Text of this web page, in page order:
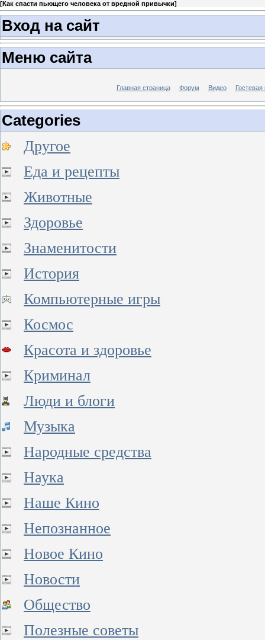
[Как спасти пьющего человека от вредной привычки]
Вход на сайт
Меню сайта
Главная страница Форум Видео Гостевая
Categories
Другое
Еда и рецепты
Животные
Здоровье
Знаменитости
История
Компьютерные игры
Космос
Красота и здоровье
Криминал
Люди и блоги
Музыка
Народные средства
Наука
Наше Кино
Непознанное
Новое Кино
Новости
Общество
Полезные советы